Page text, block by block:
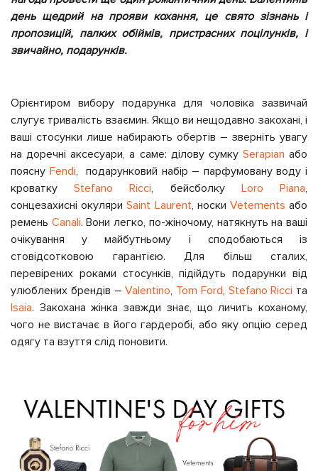
день щедрий на прояви кохання, це свято зізнань і
пропозицій, палких обіймів, пристрасних поцілунків, і
звичайно, подарунків.
Орієнтиром вибору подарунка для чоловіка зазвичай
слугує тривалість взаємин. Якщо ви нещодавно закохані, і
ваші стосунки лише набирають обертів – зверніть увагу
на доречні аксесуари, а саме: ділову сумку Serapian або
поясну Fendi, подарунковий набір – парфумовану воду і
кроватку
Stefano Ricci, бейсболку Loro Piana,
сонцезахисні окуляриSaint Laurent, носки Vetements або
ремень Canali.Вони легко, по-жіночому, натякнуть на ваші
очікування у майбутньому і сподобаються із
стовідсотковою гарантією. Для більш сталих,
перевірених роками стосунків, підійдуть подарунки від
улюблених брендів –Valentino, Tom Ford, Stefano Ricci та
Isaia. Закохана жінка завжди знає, що личить коханому,
чого не вистачає в його гардеробі, або яку опцію серед
одягу та взуття слід поновити.